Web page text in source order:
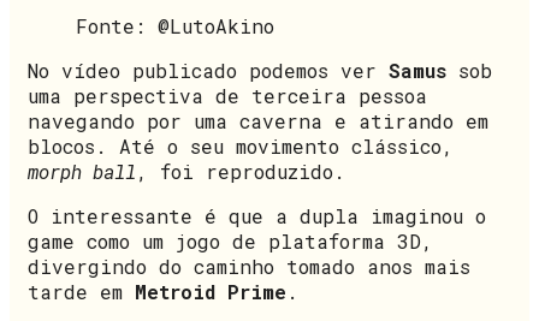
Fonte: @LutoAkino
No vídeo publicado podemos ver Samus sob
uma perspectiva de terceira pessoa
navegando por uma caverna e atirando em
blocos. Até o seu movimento clássico,
morph ball, foi reproduzido.
O interessante é que a dupla imaginou o
game como um jogo de plataforma 3D,
divergindo do caminho tomado anos mais
tarde em Metroid Prime .